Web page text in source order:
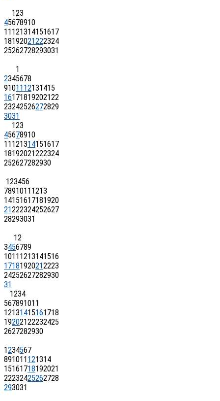
123
45678910
11 121314151617
18192021222324
25262728293031
1
2345678
91011 12131415
16171819202122
23242526272829
3031
123
45678910
11 121314151617
18192021222324
252627282930
123456
7891011 1213
14151617181920
21222324252627
28293031
12
3456789
1011 1213141516
17181920212223
24252627282930
31
1234
567891011
12131415161718
19202122232425
2627282930
1234567
891011 121314
15161718192021
22232425262728
293031